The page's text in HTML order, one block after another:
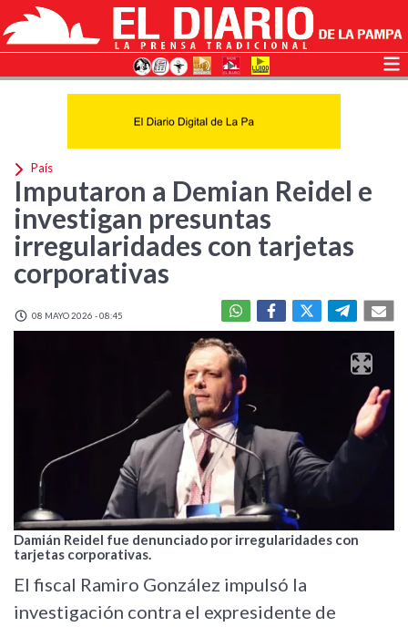
País
Imputaron a Demian Reidel e
investigan presuntas
irregularidades con tarjetas
corporativas
08 MAYO 2026 - 08:45
Damián Reidel fue denunciado por irregularidades con
tarjetas corporativas.
El fiscal Ramiro González impulsó la
investigación contra el expresidente de